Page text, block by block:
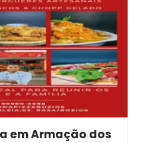
em Armação dos